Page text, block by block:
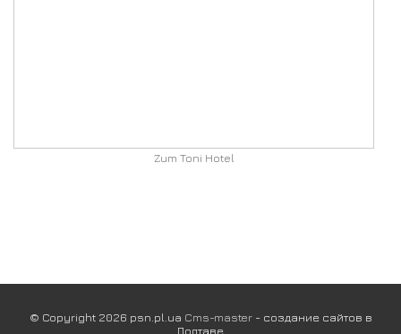
Zum Toni Hotel
© Copyright 2026 psn.pl.ua Cms-master- создание сайтов в
Полтаве